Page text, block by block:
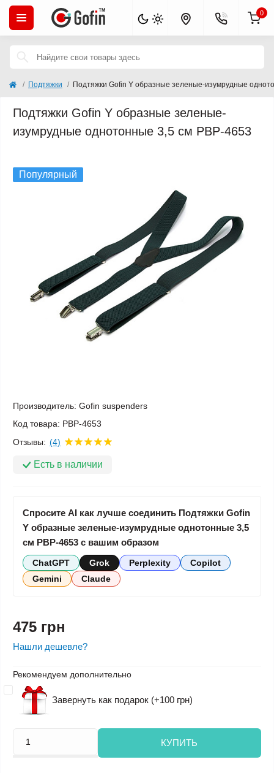
0
Подтяжки Подтяжки Gofin Y образные зеленые-изумрудные
Подтяжки Gofin Y образные зеленые-
изумрудные однотонные 3,5 см PBP-4653
Популярный
Производитель: Gofin suspenders
Код товара: PBP-4653
Отзывы: (4)
Есть в наличии
Спросите AI как лучше соединить Подтяжки Gofin
Y образные зеленые-изумрудные однотонные 3,5
см PBP-4653 с вашим образом
ChatGPT Grok Perplexity
Copilot
Gemini
Claude
475 грн
Нашли дешевле?
Рекомендуем дополнительно
Завернуть как подарок (+100 грн)
КУПИТЬ